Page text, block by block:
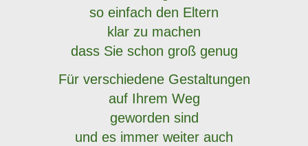
so einfach den Eltern
klar zu machen
dass Sie schon groß genug
Für verschiedene Gestaltungen
auf Ihrem Weg
geworden sind
und es immer weiter auch